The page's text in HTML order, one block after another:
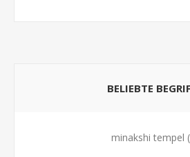
BELIEBTE
minakshi tempel